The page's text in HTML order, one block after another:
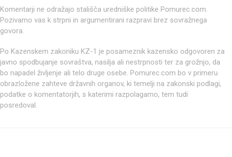
Komentarji ne odražajo stališča uredniške politike Pomurec.com.
Pozivamo vas k strpni in argumentirani razpravi brez sovražnega
govora.
Po Kazenskem zakoniku KZ-1 je posameznik kazensko odgovoren za
javno spodbujanje sovraštva, nasilja ali nestrpnosti ter za grožnjo, da
bo napadel življenje ali telo druge osebe. Pomurec.com bo v primeru
obrazložene zahteve državnih organov, ki temelji na zakonski podlagi,
podatke o komentatorjih, s katerimi razpolagamo, tem tudi
posredoval.